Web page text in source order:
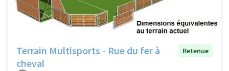
Terrain Multisports - Rue du fer à
cheval
Retenue